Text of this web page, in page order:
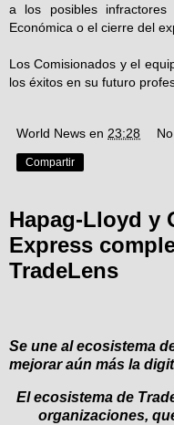
a los posibles
Económica o el cierre del
Los Comisionados y el
los éxitos en su futuro
World News en 23:28
Compartir
Hapag-Lloyd y
Express
TradeLens
Se une al ecosistema
mejorar aún más la
El ecosistema de
organizaciones,